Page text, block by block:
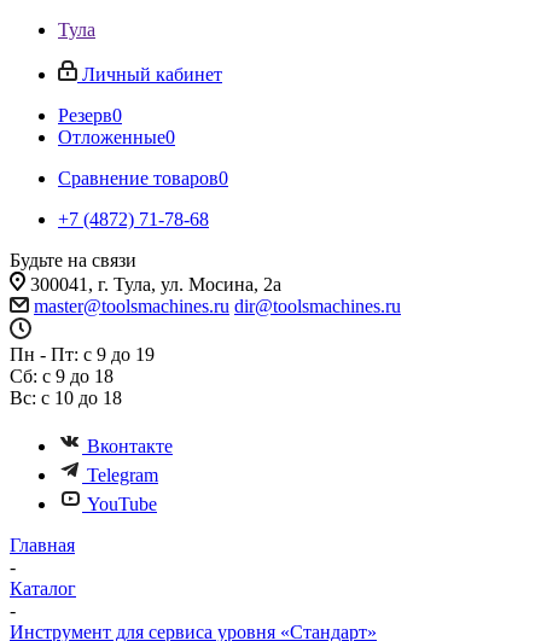
Тула
Личный кабинет
Резерв0
Отложенные0
Сравнение товаров0
+7 (4872) 71-78-68
Будьте на связи
300041, г. Тула, ул. Мосина, 2а
master@toolsmachines.ru dir@toolsmachines.ru
Пн - Пт: с 9 до 19
Сб: с 9 до 18
Вс: с 10 до 18
Вконтакте
Telegram
YouTube
Главная
-
Каталог
-
Инструмент для сервиса уровня «Стандарт»